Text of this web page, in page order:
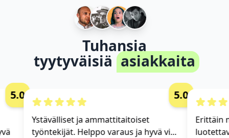
Tuhansia
tyytyväisiä asiakkaita
5.0
Ystävälliset ja ammattitaitoiset
työntekijät. Helppo varaus ja hyvä vi...
5.0
Erittäin